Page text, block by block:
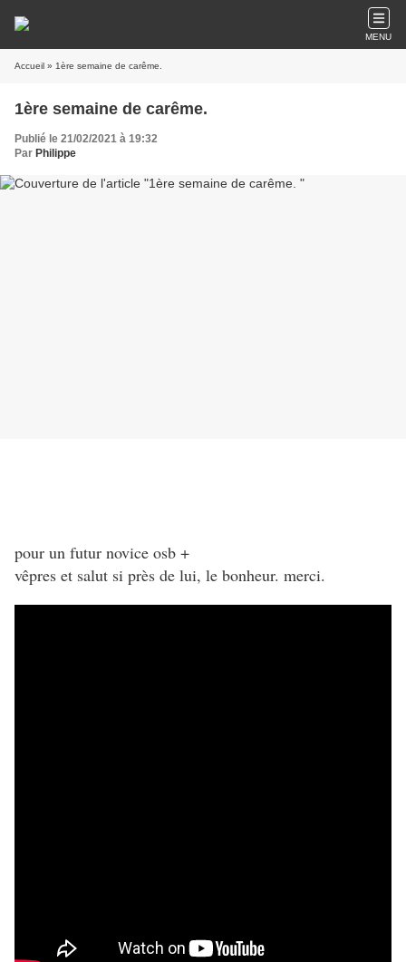
MENU
Accueil » 1ère semaine de carême.
1ère semaine de carême.
Publié le 21/02/2021 à 19:32
Par Philippe
pour un futur novice osb +
vêpres et salut si près de lui, le bonheur. merci.